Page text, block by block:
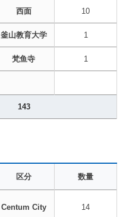
143
西面 10
釜山教育大学 1
梵鱼寺 1
区分 数量
Centum City 14